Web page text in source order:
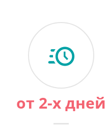
от 2-х дней